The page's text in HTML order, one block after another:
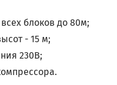
блоков до 80м;
- 15 м;
230В;